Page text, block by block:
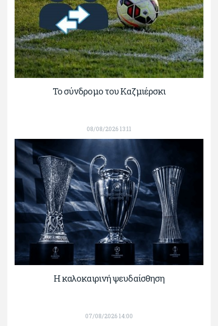
Το σύνδρομο του Καζμιέρσκι
08/08/2026 13:11
Η καλοκαιρινή ψευδαίσθηση
07/08/2026 14:00